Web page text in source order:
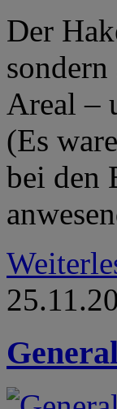
Der
Areal –
(Es
bei den